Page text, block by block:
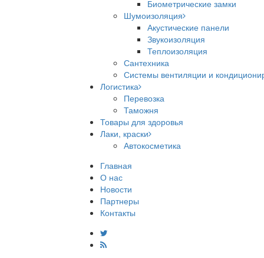
Биометрические замки
Шумоизоляция
Акустические панели
Звукоизоляция
Теплоизоляция
Сантехника
Системы вентиляции и
Логистика
Перевозка
Таможня
Товары для здоровья
Лаки, краски
Автокосметика
Главная
О нас
Новости
Партнеры
Контакты